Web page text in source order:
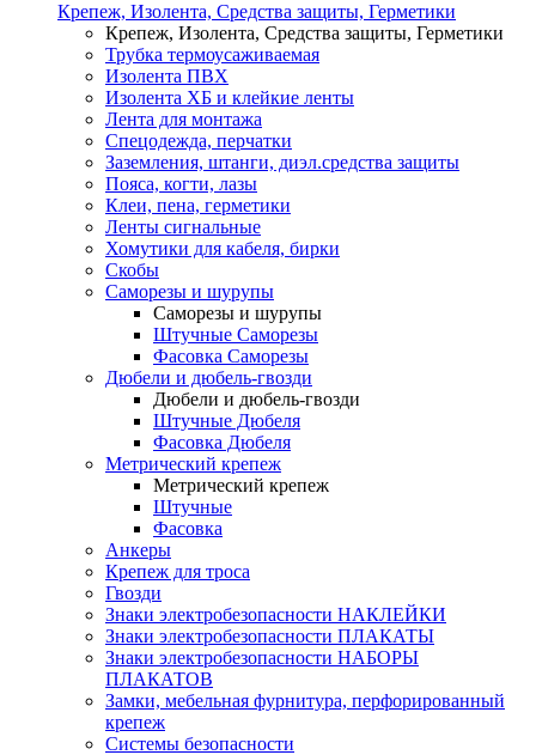
Крепеж, Изолента, Средства защиты, Герметики
Крепеж, Изолента, Средства защиты, Герметики
Трубка термоусаживаемая
Изолента ПВХ
Изолента ХБ и клейкие ленты
Лента для монтажа
Спецодежда, перчатки
Заземления, штанги, диэл.средства защиты
Пояса, когти, лазы
Клеи, пена, герметики
Ленты сигнальные
Хомутики для кабеля, бирки
Скобы
Саморезы и шурупы
Саморезы и шурупы
Штучные Саморезы
Фасовка Саморезы
Дюбели и дюбель-гвозди
Дюбели и дюбель-гвозди
Штучные Дюбеля
Фасовка Дюбеля
Метрический крепеж
Метрический крепеж
Штучные
Фасовка
Анкеры
Крепеж для троса
Гвозди
Знаки электробезопасности НАКЛЕЙКИ
Знаки электробезопасности ПЛАКАТЫ
Знаки электробезопасности НАБОРЫ
ПЛАКАТОВ
Замки, мебельная фурнитура, перфорированный
крепеж
Системы безопасности